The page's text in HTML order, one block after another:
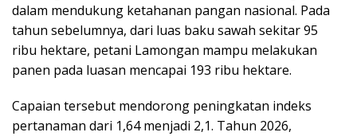
dalam mendukung ketahanan pangan nasional. Pada
tahun sebelumnya, dari luas baku sawah sekitar 95
ribu hektare, petani Lamongan mampu melakukan
panen pada luasan mencapai 193 ribu hektare.
Capaian tersebut mendorong peningkatan indeks
pertanaman dari 1,64 menjadi 2,1. Tahun 2026,